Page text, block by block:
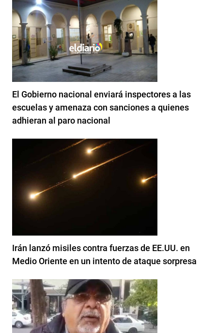
El Gobierno nacional enviará inspectores a las
escuelas y amenaza con sanciones a quienes
adhieran al paro nacional
Irán lanzó misiles contra fuerzas de EE.UU. en
Medio Oriente en un intento de ataque sorpresa